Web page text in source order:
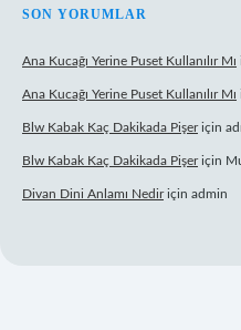
SON YORUMLAR
Ana Kucağı Yerine Puset Kullanılır Mı
Ana Kucağı Yerine Puset Kullanılır Mı
Blw Kabak Kaç Dakikada Pişeriçin
Blw Kabak Kaç Dakikada Pişeriçin
Divan Dini Anlamı Nediriçin admin